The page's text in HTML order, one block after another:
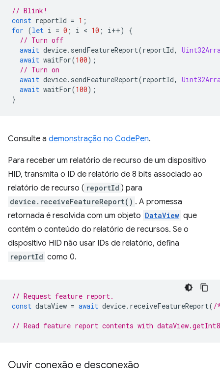
// Blink!
const reportId = 1 ;
for (let i = 0 ; i < 10 ; i++)
{
// Turn off
await device. sendFeatureReport(reportId,
await waitFor(100);
// Turn on
await device. sendFeatureReport(reportId,
await waitFor(100);
}
Consulte a demonstração no CodePen.
Para receber um relatório de recurso de um dispositivo
HID, transmita o ID de relatório de 8 bits associado ao
relatório de recurso ( reportId ) para
device.receiveFeatureReport() . A promessa
retornada é resolvida com um objeto DataView que
contém o conteúdo do relatório de recursos. Se o
dispositivo HID não usar IDs de relatório, defina
reportId como 0.
// Request feature report.
const dataView = await device. receiveFeatureReport( /
// Read feature report contents with
Ouvir conexão e desconexão